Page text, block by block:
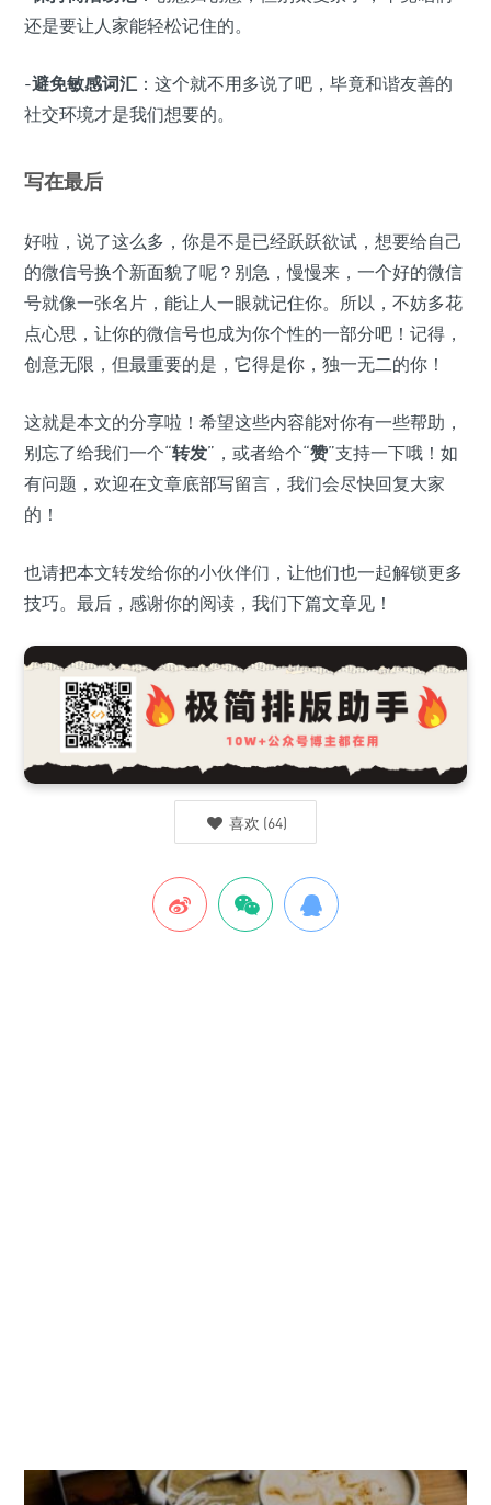
还是要让人家能轻松记住的。
-避免敏感词汇 ：这个就不用多说了吧，毕竟和谐友善的
社交环境才是我们想要的。
写在最后
好啦，说了这么多，你是不是已经跃跃欲试，想要给自己
的微信号换个新面貌了呢？别急，慢慢来，一个好的微信
号就像一张名片，能让人一眼就记住你。所以，不妨多花
点心思，让你的微信号也成为你个性的一部分吧！记得，
创意无限，但最重要的是，它得是你，独一无二的你！
这就是本文的分享啦！希望这些内容能对你有一些帮助，
别忘了给我们一个“转发”，或者给个“赞”支持一下哦！如
有问题，欢迎在文章底部写留言，我们会尽快回复大家
的！
也请把本文转发给你的小伙伴们，让他们也一起解锁更多
技巧。最后，感谢你的阅读，我们下篇文章见！
喜欢 (64)